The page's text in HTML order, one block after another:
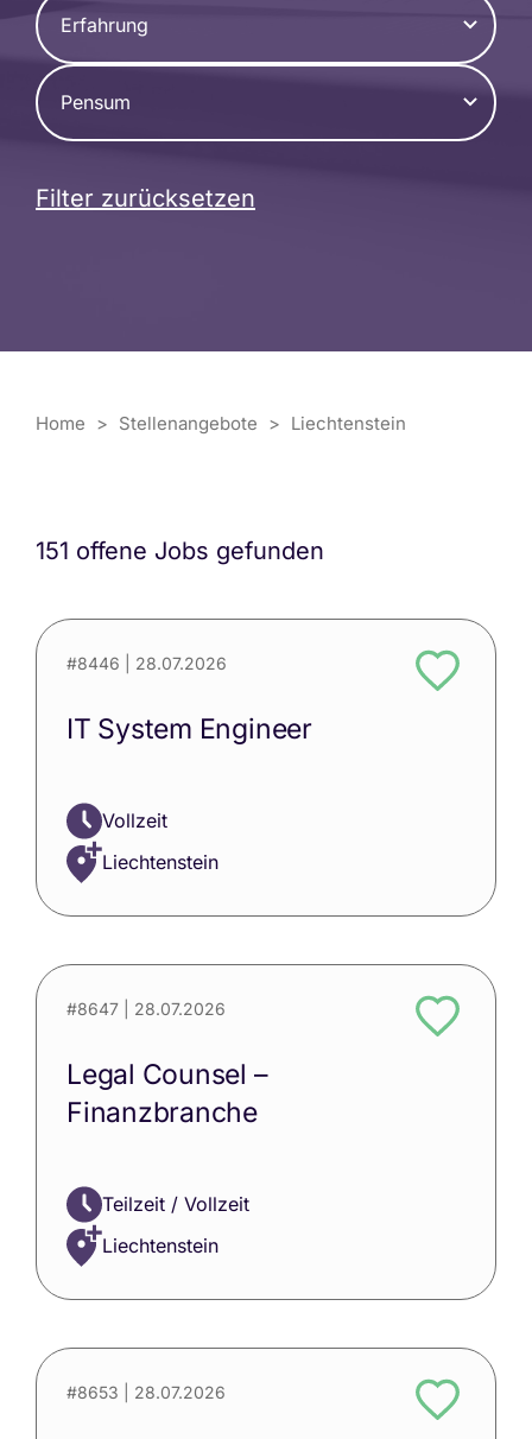
Erfahrung
Pensum
Filter zurücksetzen
Home > Stellenangebote > Liechtenstein
151 offene Jobs gefunden
#8446 | 28.07.2026
IT System Engineer
Vollzeit
Liechtenstein
#8647 | 28.07.2026
Legal Counsel –
Finanzbranche
Teilzeit / Vollzeit
Liechtenstein
#8653 | 28.07.2026